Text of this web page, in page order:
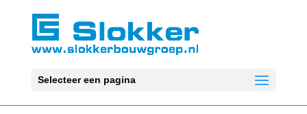
Selecteer een pagina